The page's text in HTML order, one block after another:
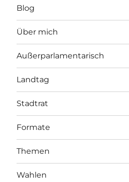
Blog
Über mich
Außerparlamentarisch
Landtag
Stadtrat
Formate
Themen
Wahlen